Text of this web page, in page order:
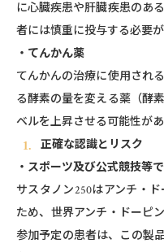
に心臓疾患や肝臓疾患のあ
者には慎重に投与する必要が
・てんかん薬
てんかんの治療に使⽤され
る酵素の量を変える薬（酵
ベルを上昇させる可能性があ
正確な認識とリスク
・スポーツ及び公式競技等
サスタノン250はアンチ・
ため、世界アンチ・ドーピ
参加予定の患者は、この製